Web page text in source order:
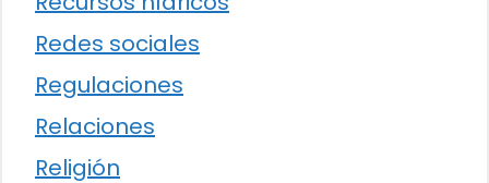
Redes sociales
Regulaciones
Relaciones
Religión